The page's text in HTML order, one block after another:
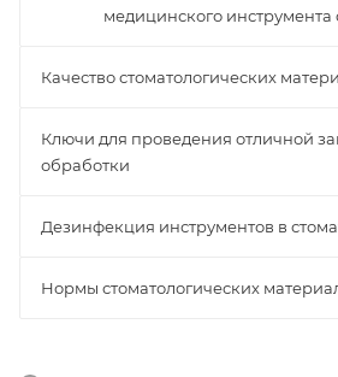
медицинского
Качество стоматологических
Ключи для проведения отличной
обработки
Дезинфекция инструментов в
Нормы стоматологических